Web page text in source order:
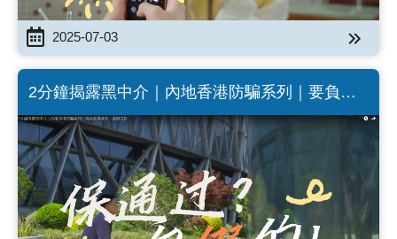
2025-07-03
2分鐘揭露黑中介｜內地香港防騙系列｜要負刑
事責任｜虛假文件 (Chinese Version only)